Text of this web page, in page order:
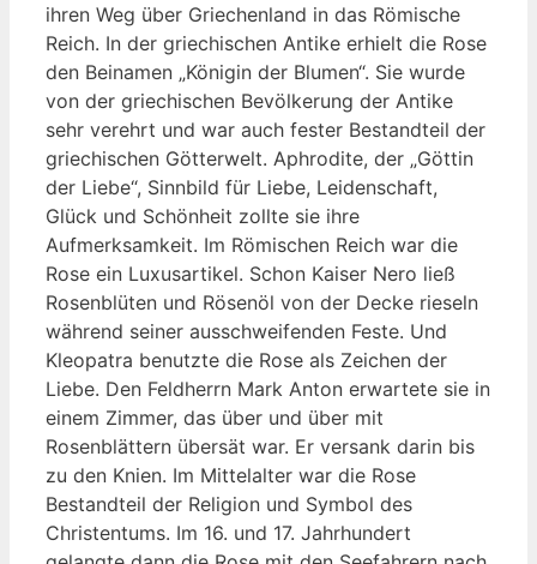
ihren Weg über Griechenland in das Römische
Reich. In der griechischen Antike erhielt die Rose
den Beinamen „Königin der Blumen“. Sie wurde
von der griechischen Bevölkerung der Antike
sehr verehrt und war auch fester Bestandteil der
griechischen Götterwelt. Aphrodite, der „Göttin
der Liebe“, Sinnbild für Liebe, Leidenschaft,
Glück und Schönheit zollte sie ihre
Aufmerksamkeit. Im Römischen Reich war die
Rose ein Luxusartikel. Schon Kaiser Nero ließ
Rosenblüten und Rösenöl von der Decke rieseln
während seiner ausschweifenden Feste. Und
Kleopatra benutzte die Rose als Zeichen der
Liebe. Den Feldherrn Mark Anton erwartete sie in
einem Zimmer, das über und über mit
Rosenblättern übersät war. Er versank darin bis
zu den Knien. Im Mittelalter war die Rose
Bestandteil der Religion und Symbol des
Christentums. Im 16. und 17. Jahrhundert